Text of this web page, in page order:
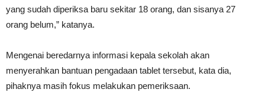
yang sudah diperiksa baru sekitar 18 orang, dan sisanya 27
orang belum,” katanya.
Mengenai beredarnya informasi kepala sekolah akan
menyerahkan bantuan pengadaan tablet tersebut, kata dia,
pihaknya masih fokus melakukan pemeriksaan.